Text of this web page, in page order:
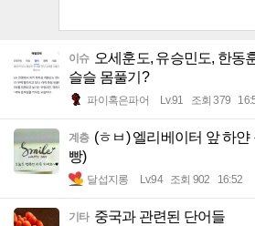
이슈 오세훈도, 유승민도, 한동
슬슬 몸풀기?
파이혹은파어 Lv.91 조회 379
계층 (ㅎㅂ) 엘리베이터 앞 하얀
빵)
달섭지롱 Lv.94 조회 902 16:52
기타 중국과 관련된 단어들